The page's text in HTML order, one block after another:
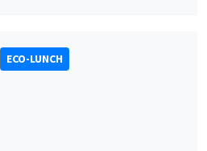
ECO-LUNCH